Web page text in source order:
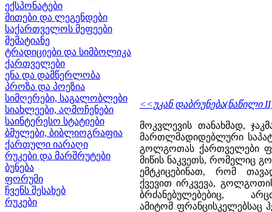
ექსპონატები
მითები და ლეგენდები
საქართველოს მეფეები
მემატიანე
ტრადიციები და სიმბოლიკა
ქართველები
ენა და დამწერლობა
პროზა და პოეზია
სიმღერები, საგალობლები
სიახლეები, აღმოჩენები
საინტერესო სტატიები
ბმულები, ბიბლიოგრაფია
ქართული იარაღი
რუკები და მარშრუტები
ბუნება
ფორუმი
ჩვენს შესახებ
რუკები
<<უკან დაბრუნება(ნაწილი
მოკვლევის თანახმად,
მართლმადიდებლური
გოლგოთას ქართველები
მიწის ნაკვეთს, რომელიც
ემტკიცებინათ, რომ
ქვევით ირკვევა,
ბრძანებულებებიც,
ამიტომ ფრანცისკელებსაც